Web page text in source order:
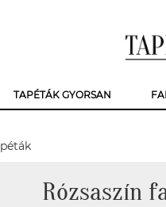
TAPÉTÁK GYORSAN
Rózsaszín